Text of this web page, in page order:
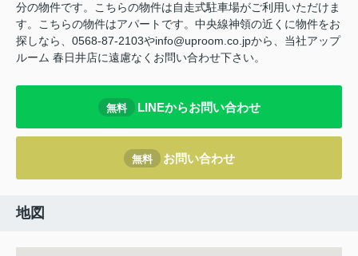
分の物件です。こちらの物件は自走式駐車場がご利用いただけま
す。こちらの物件はアパートです。中央線神領の近くに物件をお
探しなら、0568-87-2103やinfo@uproom.co.jpから、当社アップ
ルーム 春日井店に遠慮なくお問い合わせ下さい。
無料 LINEからお問い合わせ
無料 お問い合わせ
地図